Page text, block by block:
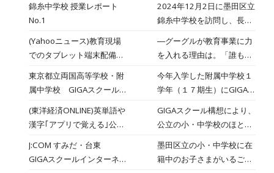
錦糸中学校 授業レポート
No.1
2024年12月2日に墨田区立
錦糸中学校を訪問し、長塚
担当する1年1組の数学「平
面図形」の授業を参観させ
ていただきました。錦糸中
学校の1年生の数学は、定
期考査ごとに習熟度別のク
ラスを編成していて、この
日は5階の数学室で長塚先
生、3階の数学室で三浦先
生が授業をしていました。
(Yahooニュース)教育現場
でのタブレット端末配備が
本、授業変革は進んだ
か？ 米巨大ＩＴ企業ア
―グーグルが教育事業に力
を入れる理由は。「誰もが
すべきであると考え、教育
と学習の変革を支援するツ
ールを開発しました。一人
一人に最適化された環境を
提供できるし、共同作業を
通じて創造性も高められま
す」―政府の「ＧＩＧＡス
東京都立両国高等学校・附
属中学校 GIGAスクール
2022/5/10
今年入学した附属中学校１
学年（１７期生）にGIGAス
した。担任から１人に１台
ずつ手渡され、附属中学校
卒業までの３年間使用する
ものなので大切に扱うこと
(東洋経済ONLINE)英単語や
漢字｢アプリで覚える｣公立
墨田区･錦糸中学校､ICTで
基礎学力
GIGAスクール構想により、
公立の小・中学校のほとん
され、さまざまなアプリや
サービスをICT端末に入れ
J:COM すみだ・台東
GIGAスクールインターネ
墨田区立の小・中学校に在
籍中のお子さまがいるご家